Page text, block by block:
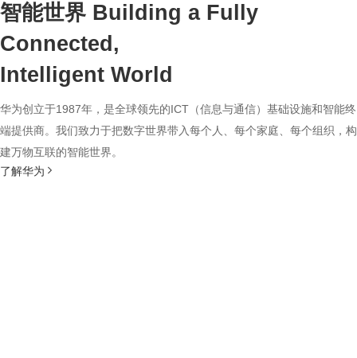
智能世界 Building a Fully
Connected,
Intelligent World
华为创立于1987年，是全球领先的ICT（信息与通信）基础设施和智能终
端提供商。我们致力于把数字世界带入每个人、每个家庭、每个组织，构
建万物互联的智能世界。
了解华为